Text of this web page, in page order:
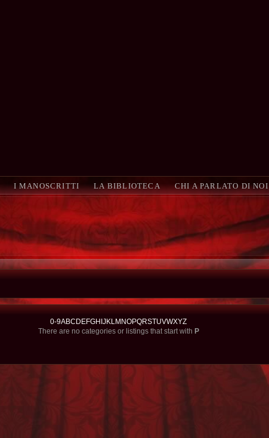
I MANOSCRITTI LA BIBLIOTECA CHI A PARLATO DI NOI
0-9ABC D EFGH JKLM NOPQRSTUVWXYZ
There are no categories or listings that start with P